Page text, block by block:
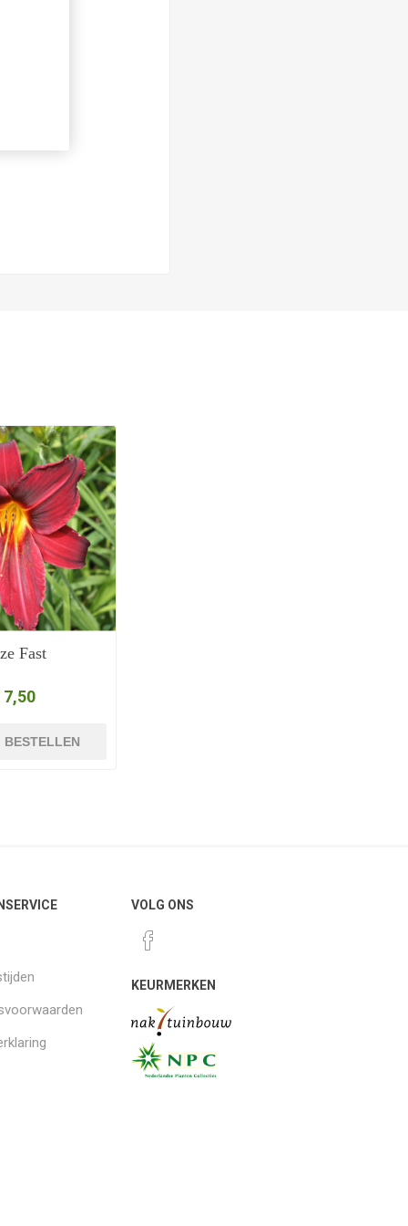
Fast
7,50
BESTELLEN
VOLG ONS
KEURMERKEN